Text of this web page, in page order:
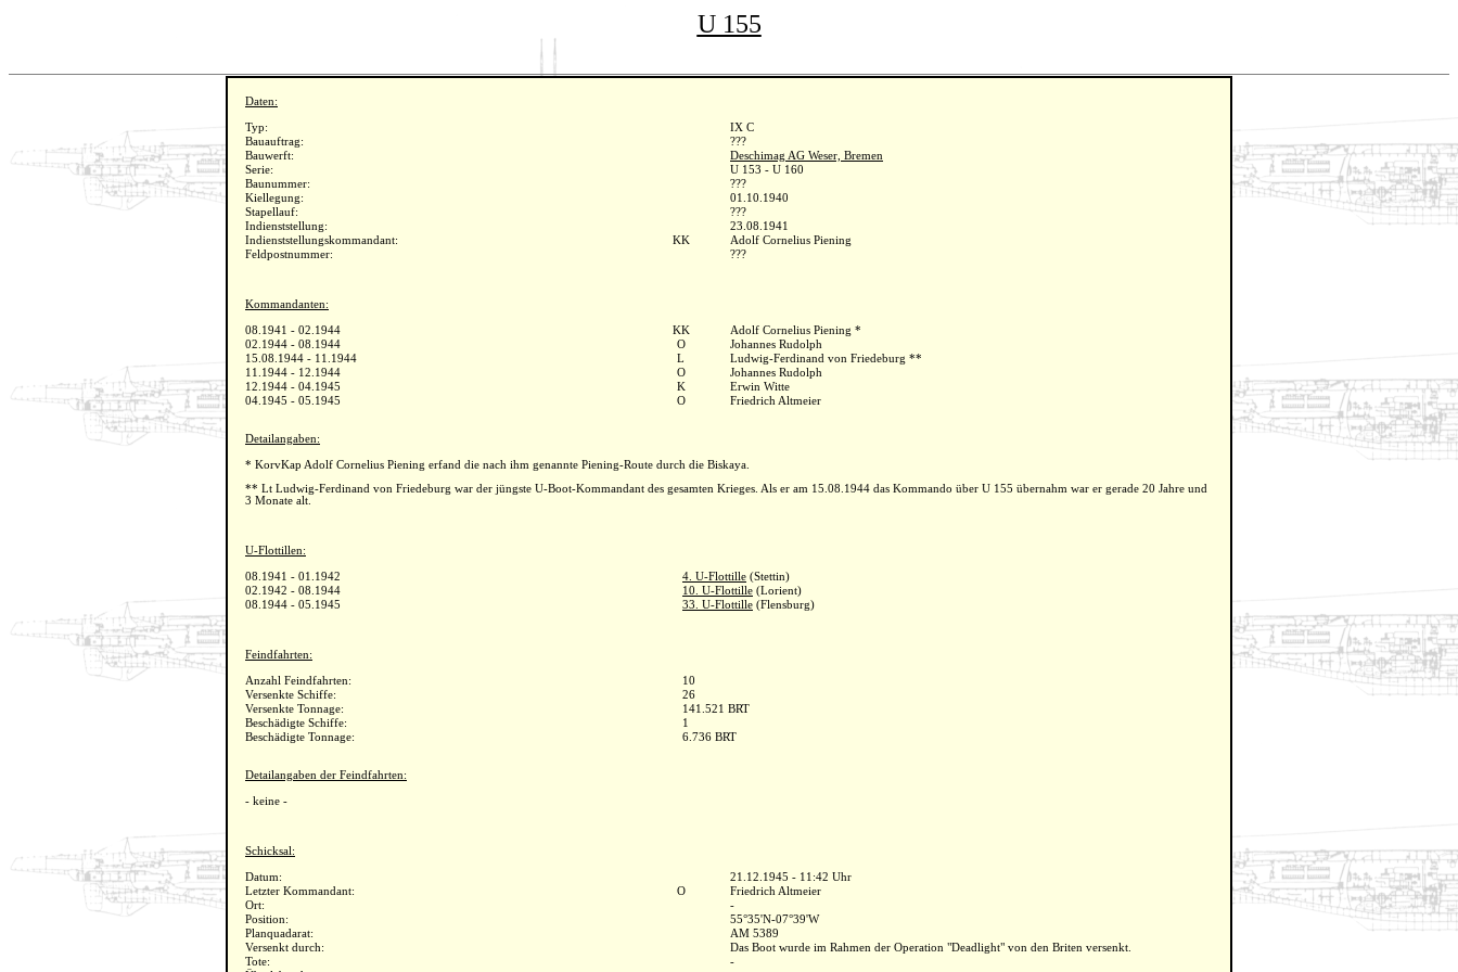
U 155
Daten:
Typ:
IX C
Bauauftrag:
???
Bauwerft:
Deschimag AG Weser, Bremen
Serie:
U 153 - U 160
Baunummer:
???
Kiellegung:
01.10.1940
Stapellauf:
???
Indienststellung:
23.08.1941
Indienststellungskommandant:
KK
Adolf Cornelius Piening
Feldpostnummer:
???
Kommandanten:
08.1941 - 02.1944 KK
Adolf Cornelius Piening *
02.1944 - 08.1944
O
Johannes Rudolph
15.08.1944 - 11.1944
L
Ludwig-Ferdinand von Friedeburg **
11.1944 - 12.1944
O
Johannes Rudolph
12.1944 - 04.1945
K
Erwin Witte
04.1945 - 05.1945
O Friedrich Altmeier
Detailangaben:
* KorvKap Adolf Cornelius Piening erfand die nach ihm genannte Piening-Route durch die Biskaya.
** Lt Ludwig-Ferdinand von Friedeburg war der jüngste U-Boot-Kommandant des gesamten Krieges. Als er am 15.08.1944 das Kommando über U 155 übernahm war er gerade 20 Jahre und
3 Monate alt.
U-Flottillen:
08.1941 - 01.1942 4. U-Flottille (Stettin)
02.1942 - 08.1944
10. U-Flottille (Lorient)
08.1944 - 05.1945
33. U-Flottille (Flensburg)
Feindfahrten:
Anzahl Feindfahrten:
10
Versenkte Schiffe:
26
Versenkte Tonnage:
141.521 BRT
Beschädigte Schiffe:
1
Beschädigte Tonnage:
6.736 BRT
Detailangaben der Feindfahrten:
- keine -
Schicksal:
Datum:
21.12.1945 - 11:42 Uhr
Letzter Kommandant:
O
Friedrich Altmeier
Ort:
-
Position:
55°35'N-07°39'W
Planquadarat:
AM 5389
Versenkt durch:
Das Boot wurde im Rahmen der Operation "Deadlight" von den Briten versenkt.
Tote:
-